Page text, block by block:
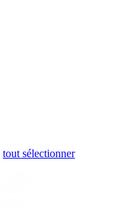
tout sélectionner